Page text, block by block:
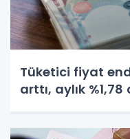
Tüketici fiyat
arttı, aylık %1,78